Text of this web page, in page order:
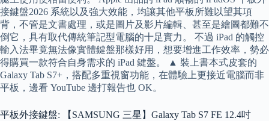
接鍵盤2026 系統以及強大效能，均讓其他平板所難以望其項
背，不管是文書處理，或是圖片及影片編輯、甚至是繪圖都難不
倒它，具有取代傳統筆記型電腦的十足實力。 不過 iPad 的觸控
輸入法畢竟無法像實體鍵盤那樣好用，想要增進工作效率，勢必
得購買一款符合自身需求的 iPad 鍵盤。 ▲ 裝上書本式皮套的
Galaxy Tab S7+，搭配多重視窗功能，在體驗上更接近電腦而非
平板，邊看 YouTube 邊打報告也 OK。
平板外接鍵盤: 【SAMSUNG 三星】Galaxy Tab S7 FE 12.4吋